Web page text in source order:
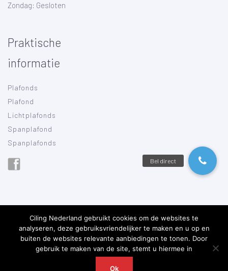
Zondag: Gesloten
Praktische
informatie
Plafonds
Plafond
Lichtplafonds
Spanplafond
Spanplafonds
Ciling Nederland ©2019 •Algemene voorwaarden•Privacy
Ciling Nederland gebruikt cookies om de websites te
analyseren, deze gebruiksvriendelijker te maken en u op en
buiten de websites relevante aanbiedingen te tonen. Door
gebruik te maken van de site, stemt u hiermee in
Ok